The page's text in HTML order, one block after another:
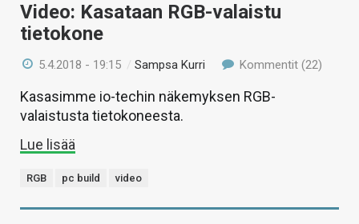
Video: Kasataan RGB-valaistu
tietokone
5.4.2018 - 19:15 /Sampsa Kurri Kommentit (22)
Kasasimme io-techin näkemyksen RGB-
valaistusta tietokoneesta.
Lue lisää
RGB pc build video